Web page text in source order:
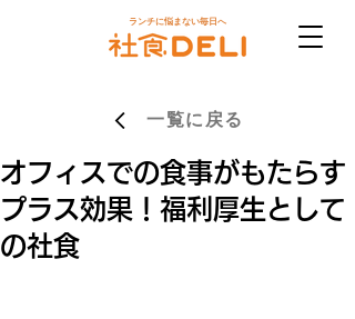
ランチに悩まない毎日へ
一覧に戻る
オフィスでの食事がもたらす
プラス効果！福利厚生として
の社食